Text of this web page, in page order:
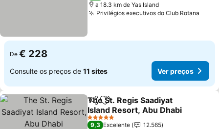
a 18.3 km de Yas Island
Privilégios executivos do Club Rotana
De € 228
Consulte os preços de 11 sites Ver preços
PartilharAdicionar aos favoritos
The St. Regis Saadiyat
Island Resort, Abu Dhabi
Ver preços
5 Estrelas
9,3 Excelente
12.565